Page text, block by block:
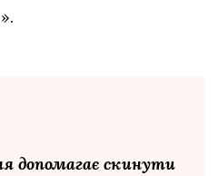
допомагає скинути